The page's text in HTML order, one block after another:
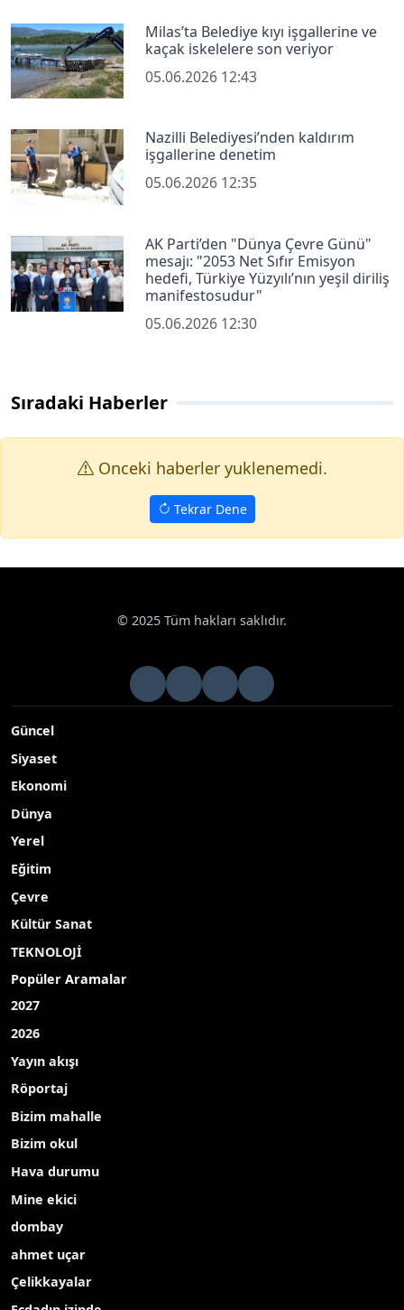
Milas’ta Belediye kıyı işgallerine ve
kaçak iskelelere son veriyor
05.06.2026 12:43
Nazilli Belediyesi’nden kaldırım
işgallerine denetim
05.06.2026 12:35
AK Parti’den "Dünya Çevre Günü"
mesajı: "2053 Net Sıfır Emisyon
hedefi, Türkiye Yüzyılı’nın yeşil diriliş
manifestosudur"
05.06.2026 12:30
Sıradaki Haberler
Onceki haberler yuklenemedi.
Tekrar Dene
© 2025 Tüm hakları saklıdır.
Güncel
Siyaset
Ekonomi
Dünya
Yerel
Eğitim
Çevre
Kültür Sanat
TEKNOLOJİ
Popüler Aramalar
2027
2026
Yayın akışı
Röportaj
Bizim mahalle
Bizim okul
Hava durumu
Mine ekici
dombay
ahmet uçar
Çelikkayalar